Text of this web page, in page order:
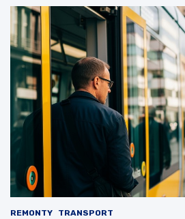
REMONTY TRANSPORT